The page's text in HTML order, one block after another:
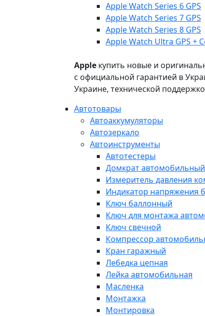
Apple Watch Series 6 GPS
Apple Watch Series 7 GPS
Apple Watch Series 8 GPS
Apple Watch Ultra GPS +
Apple купить новые и
с официальной гарантией в
Украине, технической
Автотовары
Автоаккумуляторы
Автозеркало
Автоинструменты
Автотестеры
Домкрат автомобильный
Измеритель давления
Индикатор напряжения
Ключ баллонный
Ключ для монтажа
Ключ свечной
Компрессор
Кран гаражный
Лебедка цепная
Лейка автомобильная
Масленка
Монтажка
Монтировка